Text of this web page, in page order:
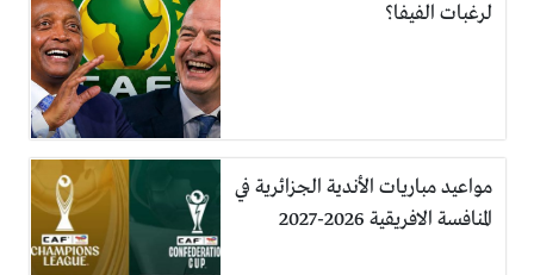
لرغبات الفيفا؟
مواعيد مباريات الأندية الجزائرية في
المنافسة الافريقية 2026-2027